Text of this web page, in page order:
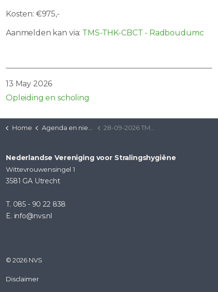
Kosten: €975,-
Aanmelden kan via: TMS-THK-CBCT - Radboudumc
13 May 2026
Opleiding en scholing
Home Agenda en nieuws 28-09-2026 TMS-THK-CBCT | Radboud UMC
Nederlandse Vereniging voor Stralingshygiëne
Wittevrouwensingel 1
3581 GA Utrecht
T. 085 - 90 22 838
E. info@nvs.nl
© 2026 NVS
Disclaimer